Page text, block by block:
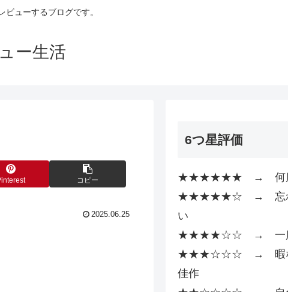
ビューするブログです。
ー生活
コピー
2025.06.25
6つ星評価
★★★★★★ → 何度
★★★★★☆ → 忘れ
い
★★★★☆☆ → 一度
★★★☆☆☆ → 暇な
佳作